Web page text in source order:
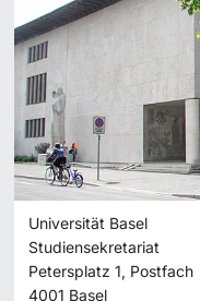
Universität Basel
Studiensekretariat
Petersplatz 1, Postfach
4001 Basel